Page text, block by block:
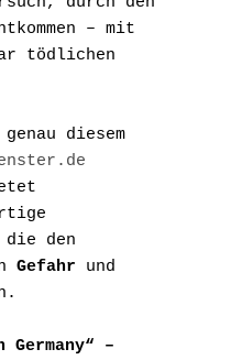
– mit
tödlichen
diesem
den
Gefahr
–